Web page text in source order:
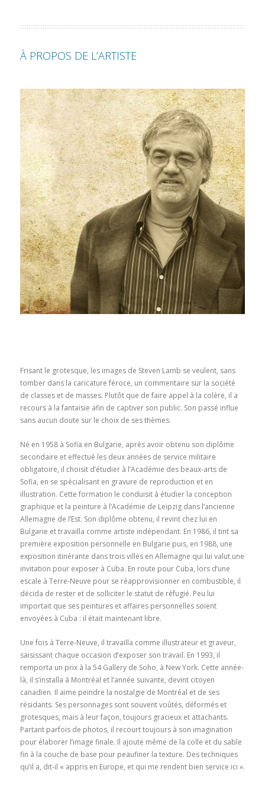
À PROPOS DE L’ARTISTE
Frisant le grotesque, les images de Steven Lamb se veulent, sans
tomber dans la caricature féroce, un commentaire sur la société
de classes et de masses. Plutôt que de faire appel à la colère, il a
recours à la fantaisie afin de captiver son public. Son passé influe
sans aucun doute sur le choix de ses thèmes.
Né en 1958 à Sofia en Bulgarie, après avoir obtenu son diplôme
secondaire et effectué les deux années de service militaire
obligatoire, il choisit d’étudier à l’Académie des beaux-arts de
Sofia, en se spécialisant en gravure de reproduction et en
illustration. Cette formation le conduisit à étudier la conception
graphique et la peinture à l’Académie de Leipzig dans l’ancienne
Allemagne de l’Est. Son diplôme obtenu, il revint chez lui en
Bulgarie et travailla comme artiste indépendant. En 1986, il tint sa
première exposition personnelle en Bulgarie puis, en 1988, une
exposition itinérante dans trois villes en Allemagne qui lui valut une
invitation pour exposer à Cuba. En route pour Cuba, lors d’une
escale à Terre-Neuve pour se réapprovisionner en combustible, il
décida de rester et de solliciter le statut de réfugié. Peu lui
importait que ses peintures et affaires personnelles soient
envoyées à Cuba : il était maintenant libre.
Une fois à Terre-Neuve, il travailla comme illustrateur et graveur,
saisissant chaque occasion d’exposer son travail. En 1993, il
remporta un prix à la 54 Gallery de Soho, à New York. Cette année-
là, il s’installa à Montréal et l’année suivante, devint citoyen
canadien. Il aime peindre la nostalgie de Montréal et de ses
résidants. Ses personnages sont souvent voûtés, déformés et
grotesques, mais à leur façon, toujours gracieux et attachants.
Partant parfois de photos, il recourt toujours à son imagination
pour élaborer l’image finale. Il ajoute même de la colle et du sable
fin à la couche de base pour peaufiner la texture. Des techniques
qu’il a, dit-il « appris en Europe, et qui me rendent bien service ici ».